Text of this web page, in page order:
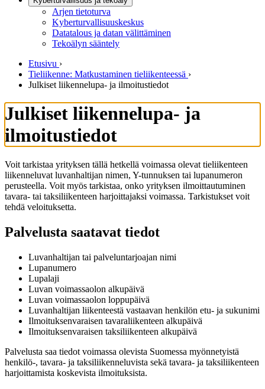
Arjen tietoturva
Kyberturvallisuuskeskus
Datatalous ja datan välittäminen
Tekoälyn sääntely
Etusivu ›
Tieliikenne: Matkustaminen tieliikenteessä ›
Julkiset liikennelupa- ja ilmoitustiedot
Julkiset liikennelupa- ja
ilmoitustiedot
Voit tarkistaa yrityksen tällä hetkellä voimassa olevat tieliikenteen
liikenneluvat luvanhaltijan nimen, Y-tunnuksen tai lupanumeron
perusteella. Voit myös tarkistaa, onko yrityksen ilmoittautuminen
tavara- tai taksiliikenteen harjoittajaksi voimassa. Tarkistukset voit
tehdä veloituksetta.
Palvelusta saatavat tiedot
Luvanhaltijan tai palveluntarjoajan nimi
Lupanumero
Lupalaji
Luvan voimassaolon alkupäivä
Luvan voimassaolon loppupäivä
Luvanhaltijan liikenteestä vastaavan henkilön etu- ja sukunimi
Ilmoituksenvaraisen tavaraliikenteen alkupäivä
Ilmoituksenvaraisen taksiliikenteen alkupäivä
Palvelusta saa tiedot voimassa olevista Suomessa myönnetyistä
henkilö-, tavara- ja taksiliikenneluvista sekä tavara- ja taksiliikenteen
harjoittamista koskevista ilmoituksista.